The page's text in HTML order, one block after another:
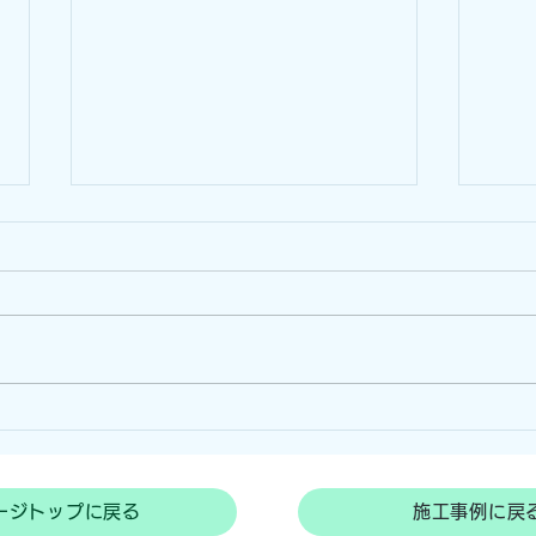
一度張れば楽々！防草シート
草刈
ジトップに戻る 施工事例に戻